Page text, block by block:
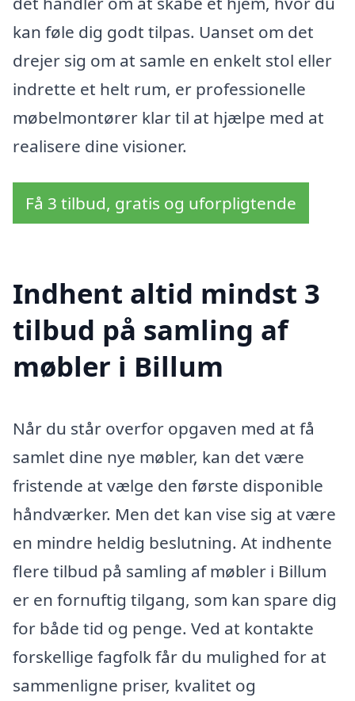
kan føle dig godt tilpas. Uanset om det
drejer sig om at samle en enkelt stol eller
indrette et helt rum, er professionelle
møbelmontører klar til at hjælpe med at
realisere dine visioner.
Få 3 tilbud, gratis og uforpligtende
Indhent altid mindst 3
tilbud på samling af
møbler i Billum
Når du står overfor opgaven med at få
samlet dine nye møbler, kan det være
fristende at vælge den første disponible
håndværker. Men det kan vise sig at være
en mindre heldig beslutning. At indhente
flere tilbud på samling af møbler i Billum
er en fornuftig tilgang, som kan spare dig
for både tid og penge. Ved at kontakte
forskellige fagfolk får du mulighed for at
sammenligne priser, kvalitet og